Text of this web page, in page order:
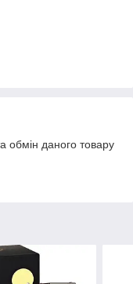
обмін даного товару